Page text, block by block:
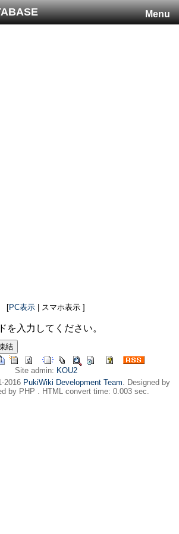
Menu
[PC表示 | スマホ表示 ]
を入力してください。
Site admin: KOU2
2016 PukiWiki Development Team. Designed by
by PHP . HTML convert time: 0.003 sec.